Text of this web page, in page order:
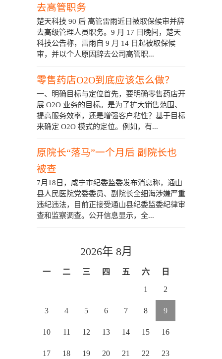
去高管职务
楚天科技 90 后 高管雷雨近日被取保候审并辞
去高级管理人员职务。9 月 17 日晚间，楚天
科技公告称，雷雨自 9 月 14 日起被取保候
审，并以个人原因辞去公司高管职...
零售药店O2O到底应该怎么做？
一、明确目标与定位首先，要明确零售药店开
展 O2O 业务的目标。是为了扩大销售范围、
提高服务效率，还是增强客户粘性？基于目标
来确定 O2O 模式的定位。例如，有...
原院长“落马”一个月后 副院长也
被查
7月18日，咸宁市纪委监委发布消息称，通山
县人民医院党委委员、副院长全细海涉嫌严重
违纪违法，目前正接受通山县纪委监委纪律审
查和监察调查。公开信息显示，全...
2026年 8月
一 二 三 四 五 六 日
1 2
3 4 5 6 7 8 9
10 11 12 13 14 15 16
17 18 19 20 21 22 23